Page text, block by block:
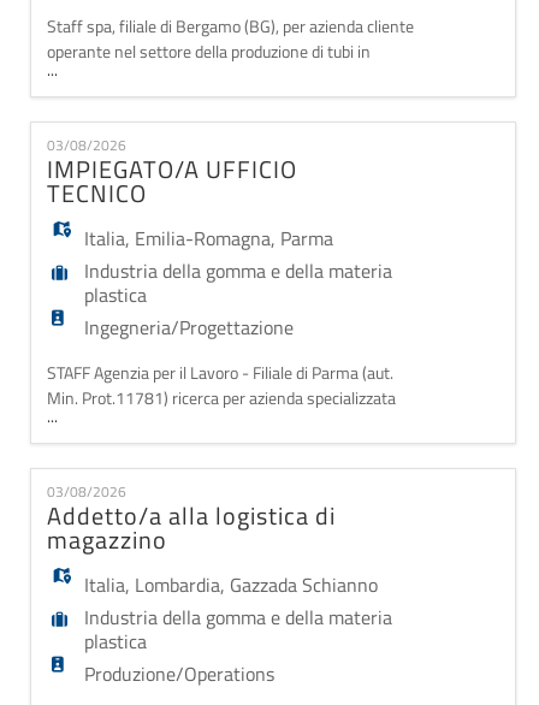
DE
ES
PT
Staff spa, filiale di Bergamo (BG), per azienda cliente
operante nel settore della produzione di tubi in
gomma e plastica
cerca Operai/operaie con esperienza per la sua sede
di Filago (BG). La risorsa verrà inserita nel reparto
lavorazione prodotti e si occuperà di
gestire/monitorare i vari processi produttivi
(avviamento macchina, supervision
...
03/08/2026
IMPIEGATO/A UFFICIO
TECNICO
Italia, Emilia-Romagna, Parma
Industria della gomma e della materia
plastica
Ingegneria/Progettazione
STAFF Agenzia per il Lavoro - Filiale di Parma (aut.
Min. Prot.11781) ricerca per azienda specializzata
nella produzione e lavorazione di materie plastiche
vicino Parma UN/UNA IMPIEGATO/A UFFICIO
TECNICO Orario di lavoro part-time iniziale, dalle
8:00 alle 12:00, con prospettiva di trasformazione a
tempo pieno (full-time) Inquadramento: 3
...
03/08/2026
Addetto/a alla logistica di
magazzino
Italia, Lombardia, Gazzada Schianno
Industria della gomma e della materia
plastica
Produzione/Operations